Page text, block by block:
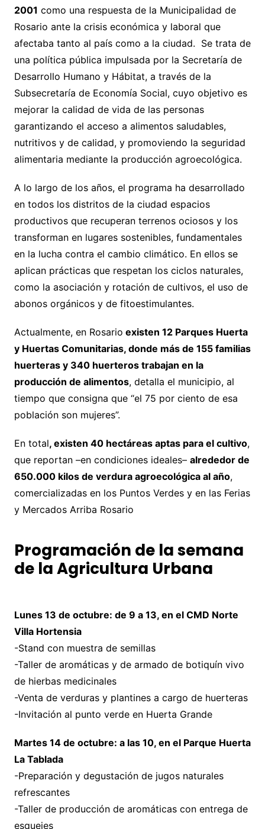
2001 como una respuesta de la Municipalidad de
Rosario ante la crisis económica y laboral que
afectaba tanto al país como a la ciudad. Se trata de
una política pública impulsada por la Secretaría de
Desarrollo Humano y Hábitat, a través de la
Subsecretaría de Economía Social, cuyo objetivo es
mejorar la calidad de vida de las personas
garantizando el acceso a alimentos saludables,
nutritivos y de calidad, y promoviendo la seguridad
alimentaria mediante la producción agroecológica.
A lo largo de los años, el programa ha desarrollado
en todos los distritos de la ciudad espacios
productivos que recuperan terrenos ociosos y los
transforman en lugares sostenibles, fundamentales
en la lucha contra el cambio climático. En ellos se
aplican prácticas que respetan los ciclos naturales,
como la asociación y rotación de cultivos, el uso de
abonos orgánicos y de fitoestimulantes.
Actualmente, en Rosario existen 12 Parques Huerta
y Huertas Comunitarias, donde más de 155 familias
huerteras y 340 huerteros trabajan en la
producción de alimentos, detalla el municipio, al
tiempo que consigna que “el 75 por ciento de esa
población son mujeres”.
En total, existen 40 hectáreas aptas para el cultivo,
que reportan –en condiciones ideales– alrededor de
650.000 kilos de verdura agroecológica al año,
comercializadas en los Puntos Verdes y en las Ferias
y Mercados Arriba Rosario
Programación de la semana
de la Agricultura Urbana
Lunes 13 de octubre: de 9 a 13, en el CMD Norte
Villa Hortensia
-Stand con muestra de semillas
-Taller de aromáticas y de armado de botiquín vivo
de hierbas medicinales
-Venta de verduras y plantines a cargo de huerteras
-Invitación al punto verde en Huerta Grande
Martes 14 de octubre: a las 10, en el Parque Huerta
La Tablada
-Preparación y degustación de jugos naturales
refrescantes
-Taller de producción de aromáticas con entrega de
esquejes